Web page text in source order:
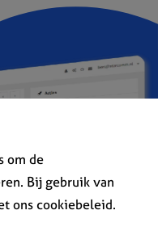
om de
Bij gebruik van
ons cookiebeleid.